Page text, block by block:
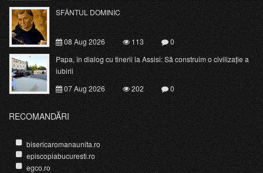
SFÂNTUL DOMINIC
08 Aug 2026 113
0
Papa, în dialog cu tinerii la Assisi: Să construim o civilizație a
iubirii
07 Aug 2026
202 0
RECOMANDĂRI
bisericaromanaunita.ro
episcopiabucuresti.ro
egco.ro